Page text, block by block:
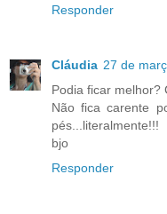
Responder
Cláudia 27 de
Podia ficar melhor?
Não fica carente
pés...literalmente!!!
bjo
Responder